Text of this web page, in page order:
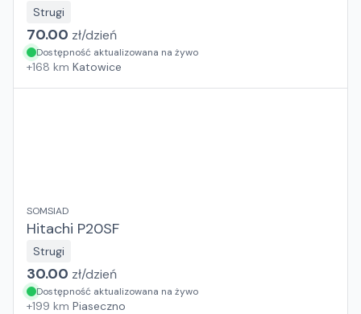
Strugi
70.00 zł/dzień
Dostępność aktualizowana na żywo
+168 km Katowice
SOMSIAD
Hitachi P20SF
Strugi
30.00 zł/dzień
Dostępność aktualizowana na żywo
+199 km Piaseczno